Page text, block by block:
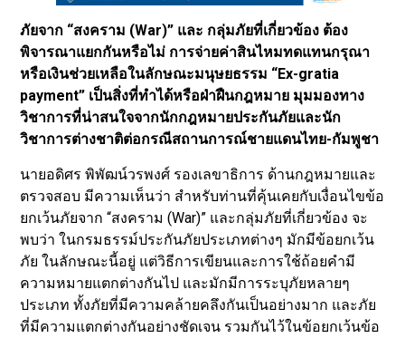
ภัยจาก “สงคราม (War)” และ กลุ่มภัยที่เกี่ยวข้อง ต้อง
พิจารณาแยกกันหรือไม่ การจ่ายค่าสินไหมทดแทนกรุณา
หรือเงินช่วยเหลือในลักษณะมนุษยธรรม “Ex-gratia
payment” เป็นสิ่งที่ทำได้หรือฝ่าฝืนกฎหมาย มุมมองทาง
วิชาการที่น่าสนใจจากนักกฎหมายประกันภัยและนัก
วิชาการต่างชาติต่อกรณีสถานการณ์ชายแดนไทย-กัมพูชา
นายอดิศร พิพัฒน์วรพงศ์ รองเลขาธิการ ด้านกฎหมายและ
ตรวจสอบ มีความเห็นว่า สำหรับท่านที่คุ้นเคยกับเงื่อนไขข้อ
ยกเว้นภัยจาก “สงคราม (War)” และกลุ่มภัยที่เกี่ยวข้อง จะ
พบว่า ในกรมธรรม์ประกันภัยประเภทต่างๆ มักมีข้อยกเว้น
ภัย ในลักษณะนี้อยู่ แต่วิธีการเขียนและการใช้ถ้อยคำมี
ความหมายแตกต่างกันไป และมักมีการระบุภัยหลายๆ
ประเภท ทั้งภัยที่มีความคล้ายคลึงกันเป็นอย่างมาก และภัย
ที่มีความแตกต่างกันอย่างชัดเจน รวมกันไว้ในข้อยกเว้นข้อ